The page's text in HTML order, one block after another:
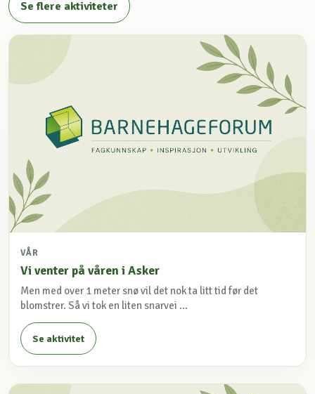
Se flere aktiviteter
VÅR
Vi venter på våren i Asker
Men med over 1 meter snø vil det nok ta litt tid før det
blomstrer. Så vi tok en liten snarvei ...
Se aktivitet